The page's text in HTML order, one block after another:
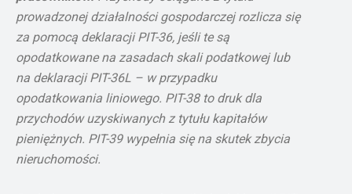
prowadzonej działalności gospodarczej rozlicza się
za pomocą deklaracji PIT-36, jeśli te są
opodatkowane na zasadach skali podatkowej lub
na deklaracji PIT-36L – w przypadku
opodatkowania liniowego. PIT-38 to druk dla
przychodów uzyskiwanych z tytułu kapitałów
pieniężnych. PIT-39 wypełnia się na skutek zbycia
nieruchomości.